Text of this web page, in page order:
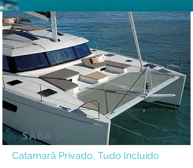
SABA 50
Catamarã Privado, Tudo Incluído